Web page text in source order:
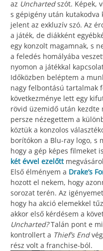
az Unchartedszót. Képek,
s gépigény után
jelent az exkluzív szó. Az
a játék, de diákként
egy konzolt magamnak, s
a feledés homályába
nyomon a játékkal
Időközben beléptem a
nagy felbontású tartalmak
következménye lett egy
rövid üzemidő után kezdte
persze nézegettem a
köztük a konzolos
borítókon a Blu-ray logo, s
hogy a gép képes filmeket
két évvel ezelőtt
Első élményem a Drake’s
hozott el nekem, hogy
sorozat terén. Az
hogy ha akció elemekkel
akkor első kérdésem a
Uncharted?Talán pont e
kontrollert a Thief’s End
rész volt a franchise-ból.